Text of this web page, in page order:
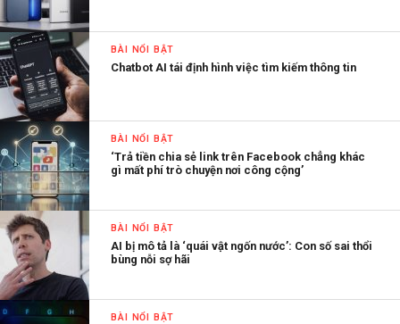
BÀI NỔI BẬT
Chatbot AI tái định hình việc tìm kiếm thông tin
BÀI NỔI BẬT
‘Trả tiền chia sẻ link trên Facebook chẳng khác
gì mất phí trò chuyện nơi công cộng’
BÀI NỔI BẬT
AI bị mô tả là ‘quái vật ngốn nước’: Con số sai thổi
bùng nỗi sợ hãi
BÀI NỔI BẬT